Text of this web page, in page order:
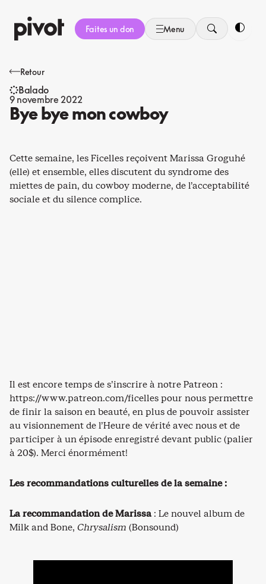
au
contenu
Faites un don Menu
Retour
Balado
9 novembre 2022
Bye bye mon cowboy
Cette semaine, les Ficelles reçoivent Marissa Groguhé
(elle) et ensemble, elles discutent du syndrome des
miettes de pain, du cowboy moderne, de l’acceptabilité
sociale et du silence complice.
Il est encore temps de s’inscrire à notre Patreon :
https://www.patreon.com/ficelles pour nous permettre
de finir la saison en beauté, en plus de pouvoir assister
au visionnement de l’Heure de vérité avec nous et de
participer à un épisode enregistré devant public (palier
à 20$). Merci énormément!
Les recommandations culturelles de la semaine :
La recommandation de Marissa: Le nouvel album de
Milk and Bone, Chrysalism (Bonsound)